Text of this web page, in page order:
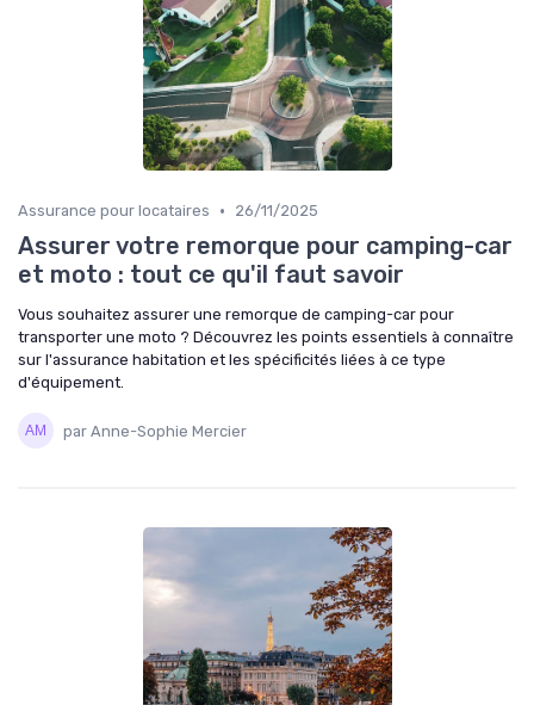
Assurance pour locataires • 26/11/2025
Assurer votre remorque pour camping-car
et moto : tout ce qu'il faut savoir
Vous souhaitez assurer une remorque de camping-car pour
transporter une moto ? Découvrez les points essentiels à connaître
sur l'assurance habitation et les spécificités liées à ce type
d'équipement.
par Anne-Sophie Mercier